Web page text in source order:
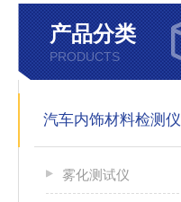
产品分类
PRODUCTS
汽车内饰材料检测仪
雾化测试仪